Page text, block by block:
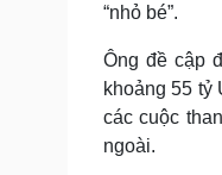
“nhỏ bé”.
Ông đề cập
khoảng 55 tỷ
các cuộc
ngoài.